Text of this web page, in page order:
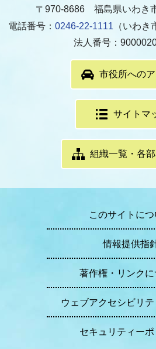
〒970-8686 福島県いわき
電話番号： 0246-22-1111 （いわき
法人番号：
市役所への
サイトマ
組織一覧・各
このサイトにつ
情報提供指
著作権・リンクに
ウェブアクセシビリ
セキュリティー